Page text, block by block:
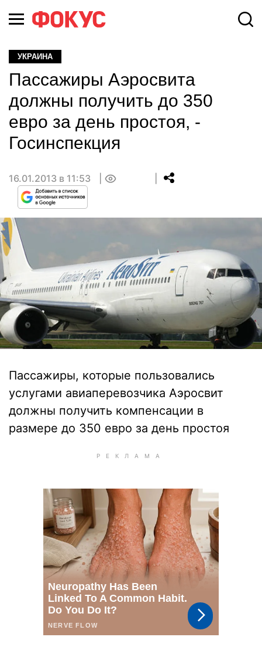
УКРАИНА
Пассажиры Аэросвита
должны получить до 350
евро за день простоя, -
Госинспекция
16.01.2013 в 11:53
Пассажиры, которые пользовались
услугами авиаперевозчика Аэросвит
должны получить компенсации в
размере до 350 евро за день простоя